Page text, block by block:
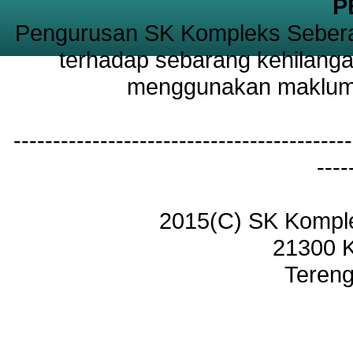
Pengurusan SK Kompleks
terhadap sebarang
menggunakan
2015(C) SK
21300